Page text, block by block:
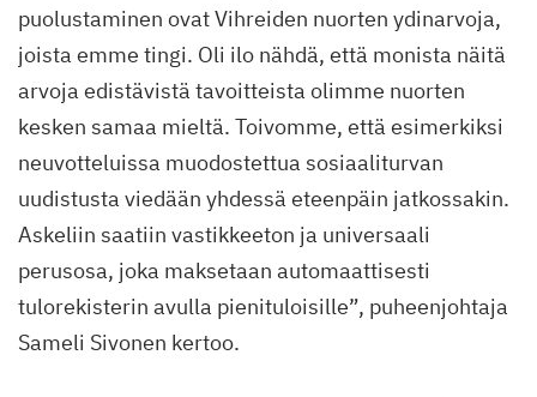
puolustaminen ovat Vihreiden nuorten ydinarvoja,
joista emme tingi. Oli ilo nähdä, että monista näitä
arvoja edistävistä tavoitteista olimme nuorten
kesken samaa mieltä. Toivomme, että esimerkiksi
neuvotteluissa muodostettua sosiaaliturvan
uudistusta viedään yhdessä eteenpäin jatkossakin.
Askeliin saatiin vastikkeeton ja universaali
perusosa, joka maksetaan automaattisesti
tulorekisterin avulla pienituloisille”, puheenjohtaja
Sameli Sivonen kertoo.